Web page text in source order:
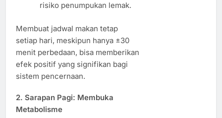
risiko penumpukan lemak.
Membuat jadwal makan tetap
setiap hari, meskipun hanya ±30
menit perbedaan, bisa memberikan
efek positif yang signifikan bagi
sistem pencernaan.
2. Sarapan Pagi: Membuka
Metabolisme